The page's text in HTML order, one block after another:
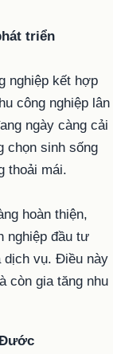
triển
nghiệp kết hợp
công nghiệp lân
ngày càng cải
chọn sinh sống
thoải mái.
hoàn thiện,
nghiệp đầu tư
dịch vụ. Điều này
còn gia tăng nhu